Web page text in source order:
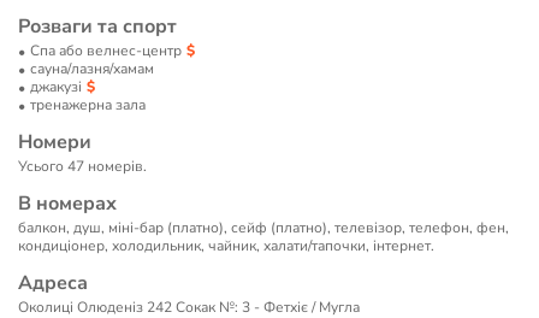
Розваги та спорт
Спа або велнес-центр
сауна/лазня/хамам
джакузі
тренажерна зала
Номери
Усього 47 номерів.
В номерах
балкон, душ, міні-бар (платно), сейф (платно), телевізор, телефон, фен,
кондиціонер, холодильник, чайник, халати/тапочки, інтернет.
Адреса
Околиці Олюденіз 242 Сокак №: 3 - Фетхіє / Мугла